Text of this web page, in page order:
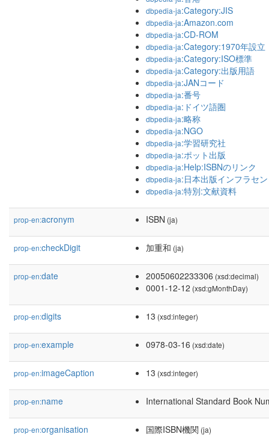
dbpedia-ja:Category:JIS
dbpedia-ja:Amazon.com
dbpedia-ja:CD-ROM
dbpedia-ja:Category:1970年設立
dbpedia-ja:Category:ISO標準
dbpedia-ja:Category:出版用語
dbpedia-ja:JANコード
dbpedia-ja:番号
dbpedia-ja:ドイツ語圏
dbpedia-ja:略称
dbpedia-ja:NGO
dbpedia-ja:学習研究社
dbpedia-ja:ポット出版
dbpedia-ja:Help:ISBNのリンク
dbpedia-ja:日本出版インフラセ
dbpedia-ja:特別:文献資料
prop-en:acronym ISBN (ja)
prop-en:checkDigit 加重和 (ja)
prop-en:date 20050602233306 (xsd:decimal)
0001-12-12 (xsd:gMonthDay)
prop-en:digits 13 (xsd:integer)
prop-en:example 0978-03-16 (xsd:date)
prop-en:imageCaption 13 (xsd:integer)
prop-en:name International Standard Book
prop-en:organisation 国際ISBN機関 (ja)